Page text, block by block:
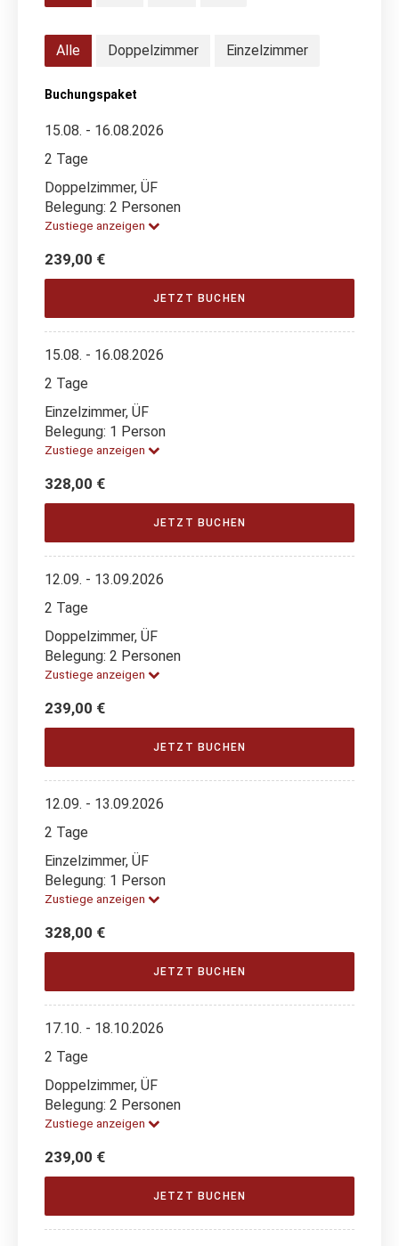
Alle Doppelzimmer Einzelzimmer
Buchungspaket
15.08. - 16.08.2026
2 Tage
Doppelzimmer, ÜF
Belegung: 2 Personen
Zustiege anzeigen
239,00 €
JETZT BUCHEN
15.08. - 16.08.2026
2 Tage
Einzelzimmer, ÜF
Belegung: 1 Person
Zustiege anzeigen
328,00 €
JETZT BUCHEN
12.09. - 13.09.2026
2 Tage
Doppelzimmer, ÜF
Belegung: 2 Personen
Zustiege anzeigen
239,00 €
JETZT BUCHEN
12.09. - 13.09.2026
2 Tage
Einzelzimmer, ÜF
Belegung: 1 Person
Zustiege anzeigen
328,00 €
JETZT BUCHEN
17.10. - 18.10.2026
2 Tage
Doppelzimmer, ÜF
Belegung: 2 Personen
Zustiege anzeigen
239,00 €
JETZT BUCHEN